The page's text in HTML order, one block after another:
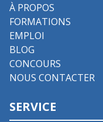
À PROPOS
FORMATIONS
EMPLOI
BLOG
CONCOURS
NOUS CONTACTER
SERVICE